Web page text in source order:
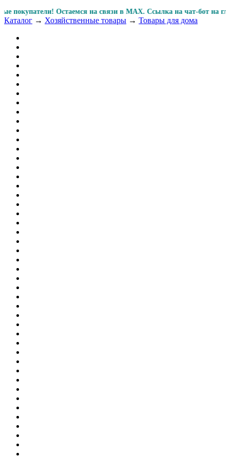
Остаемся на связи в MAX. Ссылка на чат-бот
Каталог → Хозяйственные товары → Товары для дома